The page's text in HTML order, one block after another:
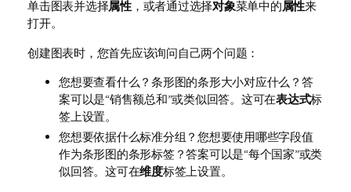
单击图表并选择属性，或者通过选择对象菜单中的属性来
打开。
创建图表时，您首先应该询问自己两个问题：
您想要查看什么？条形图的条形大小对应什么？答
案可以是“销售额总和”或类似回答。这可在表达式标
签上设置。
您想要依据什么标准分组？您想要使用哪些字段值
作为条形图的条形标签？答案可以是“每个国家”或类
似回答。这可在维度标签上设置。